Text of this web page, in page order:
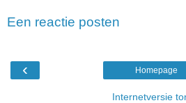
Een reactie posten
‹ Homepage
Internetversie